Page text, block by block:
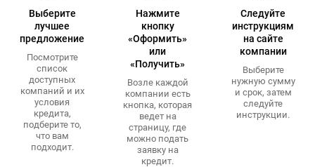
Выберите
лучшее
предложение
Посмотрите
список
доступных
компаний и их
условия
кредита,
подберите то,
что вам
подходит.
Нажмите
кнопку
«Оформить»
или
«Получить»
Возле каждой
компании есть
кнопка, которая
ведет на
страницу, где
можно подать
заявку на
кредит.
Следуйте
инструкциям
на сайте
компании
Выберите
нужную сумму
и срок, затем
следуйте
инструкции.